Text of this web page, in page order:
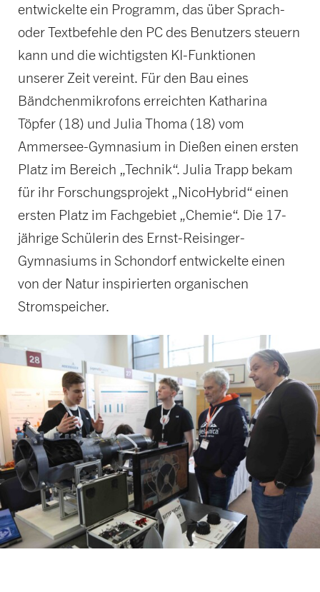
entwickelte ein Programm, das über Sprach-
oder Textbefehle den PC des Benutzers steuern
kann und die wichtigsten KI-Funktionen
unserer Zeit vereint. Für den Bau eines
Bändchenmikrofons erreichten Katharina
Töpfer (18) und Julia Thoma (18) vom
Ammersee-Gymnasium in Dießen einen ersten
Platz im Bereich „Technik“. Julia Trapp bekam
für ihr Forschungsprojekt „NicoHybrid“ einen
ersten Platz im Fachgebiet „Chemie“. Die 17-
jährige Schülerin des Ernst-Reisinger-
Gymnasiums in Schondorf entwickelte einen
von der Natur inspirierten organischen
Stromspeicher.